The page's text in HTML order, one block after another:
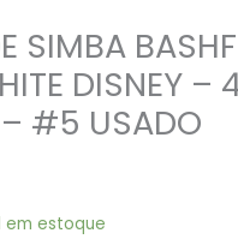
SIMBA
DISNEY –
#5 USADO
em estoque